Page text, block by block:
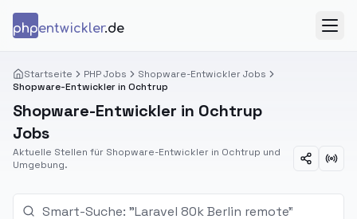
phpentwickler.de
Startseite PHP Jobs
Shopware-Entwickler Jobs
Shopware-Entwickler in Ochtrup
Shopware-Entwickler in Ochtrup
Jobs
Aktuelle Stellen für Shopware-Entwickler in Ochtrup und
Umgebung.